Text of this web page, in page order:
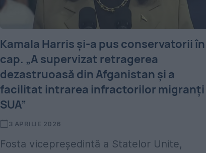
Kamala Harris și-a pus conservatorii în
cap. „A supervizat retragerea
dezastruoasă din Afganistan și a
facilitat intrarea infractorilor migranți
SUA”
3 APRILIE 2026
Fosta vicepreședintă a Statelor Unite,